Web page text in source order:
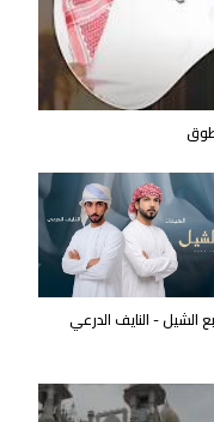
الشيل - النايف الدرعي